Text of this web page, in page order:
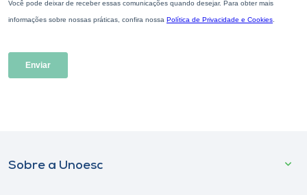
Sobre a Unoesc